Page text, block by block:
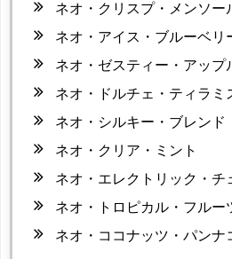
ネオ・クリスプ・メンソー
ネオ・アイス・ブルーベリ
ネオ・ゼスティー・アップ
ネオ・ドルチェ・ティラミ
ネオ・シルキー・ブレンド
ネオ・クリア・ミント
ネオ・エレクトリック・チ
ネオ・トロピカル・フルー
ネオ・ココナッツ・パンナ